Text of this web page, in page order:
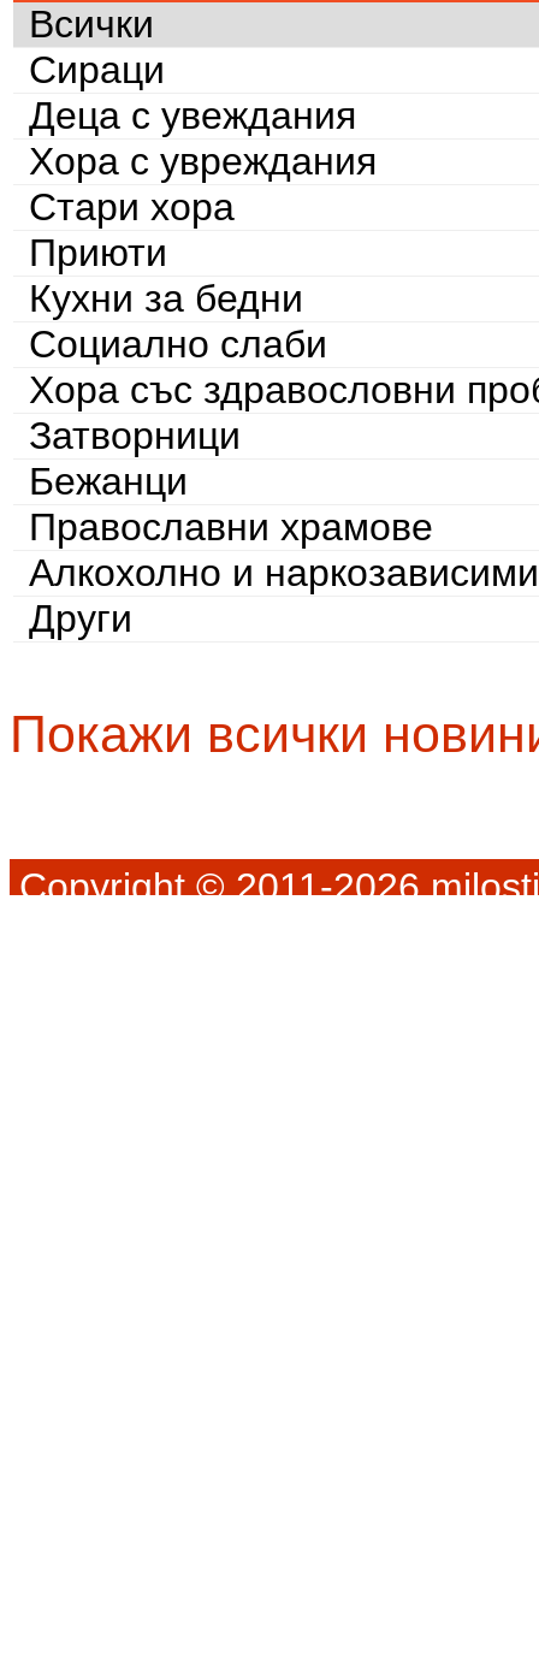
Всички
Сираци
Деца с увеждания
Хора с увреждания
Стари хора
Приюти
Кухни за бедни
Социално слаби
Хора със здравословни
Затворници
Бежанци
Православни храмове
Алкохолно и наркозависими
Други
Покажи всички
Copyright © 2011-2026